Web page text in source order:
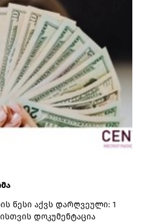
ცენტრალურ
სამგზავრო
რემონტდება.
მატარებლის შესყიდვის
წესი აქვს დარღვეული: 1
დოკუმენტაცია